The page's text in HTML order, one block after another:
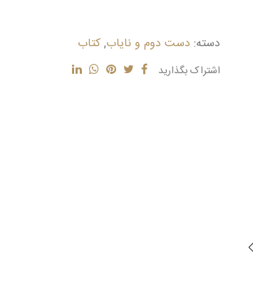
دسته: دست دوم و نایاب,کتاب
اشتراک بگذارید